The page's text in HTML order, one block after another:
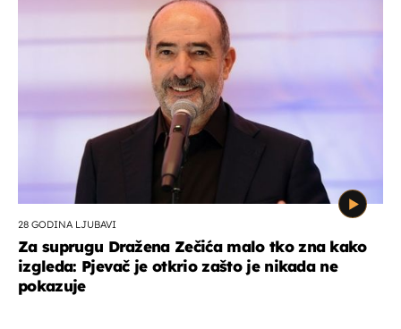
28 GODINA LJUBAVI
Za suprugu Dražena Zečića malo tko zna kako
izgleda: Pjevač je otkrio zašto je nikada ne
pokazuje